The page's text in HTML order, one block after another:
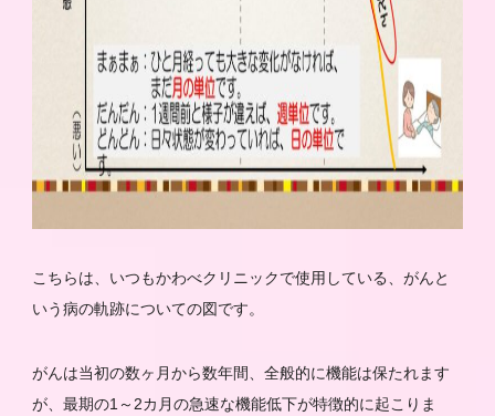
こちらは、いつもかわべクリニックで使用している、がんと
いう病の軌跡についての図です。
がんは当初の数ヶ月から数年間、全般的に機能は保たれます
が、最期の1～2カ月の急速な機能低下が特徴的に起こりま